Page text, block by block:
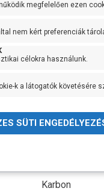
32 mm
10 bar
+ 110 fok
Noryl FE
Öntvény
AISI 420
Karbon
megfelelően ezen
nem kért preferenciák
célokra használunk.
k a látogatók követésére